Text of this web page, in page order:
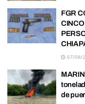
FGR
07/08/
de